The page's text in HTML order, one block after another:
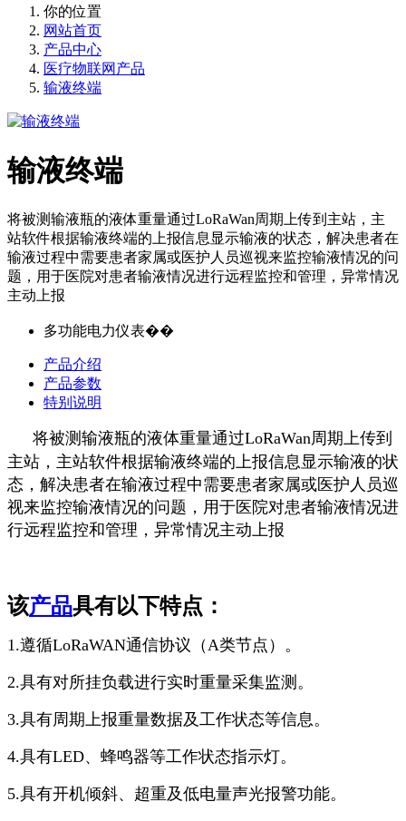
你的位置
网站首页
产品中心
医疗物联网产品
输液终端
输液终端
将被测输液瓶的液体重量通过LoRaWan周期上传到主站，主
站软件根据输液终端的上报信息显示输液的状态，解决患者在
输液过程中需要患者家属或医护人员巡视来监控输液情况的问
题，用于医院对患者输液情况进行远程监控和管理，异常情况
主动上报
多功能电力仪表��
产品介绍
产品参数
特别说明
将被测输液瓶的液体重量通过LoRaWan周期上传到
主站，主站软件根据输液终端的上报信息显示输液的状
态，解决患者在输液过程中需要患者家属或医护人员巡
视来监控输液情况的问题，用于医院对患者输液情况进
行远程监控和管理，异常情况主动上报
该产品具有以下特点：
1.遵循LoRaWAN通信协议（A类节点）。
2.具有对所挂负载进行实时重量采集监测。
3.具有周期上报重量数据及工作状态等信息。
4.具有LED、蜂鸣器等工作状态指示灯。
5.具有开机倾斜、超重及低电量声光报警功能。